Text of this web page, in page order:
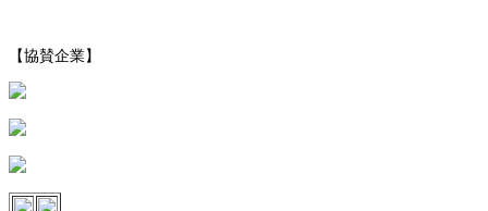
【協賛企業】